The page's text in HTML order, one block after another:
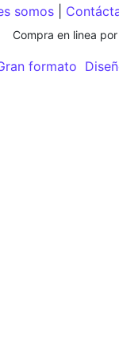
somos
Compra en linea
formato